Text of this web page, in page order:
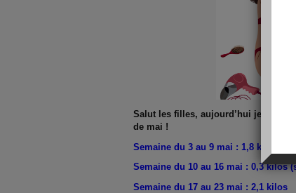
Salut les filles, aujourd’hui je fais
de mai !
Semaine du 3 au 9 mai : 1,8 kilos
Semaine du 10 au 16 mai : 0,3 kilos
Semaine du 17 au 23 mai : 2,1 kilos